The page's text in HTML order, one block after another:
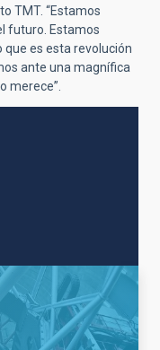
TMT. “Estamos
futuro. Estamos
que es esta revolución
ante una magnífica
merece”.